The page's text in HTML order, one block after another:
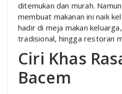
ditemukan dan murah.
membuat makanan ini naik
hadir di meja makan
tradisional, hingga restoran
Ciri Khas
Bacem